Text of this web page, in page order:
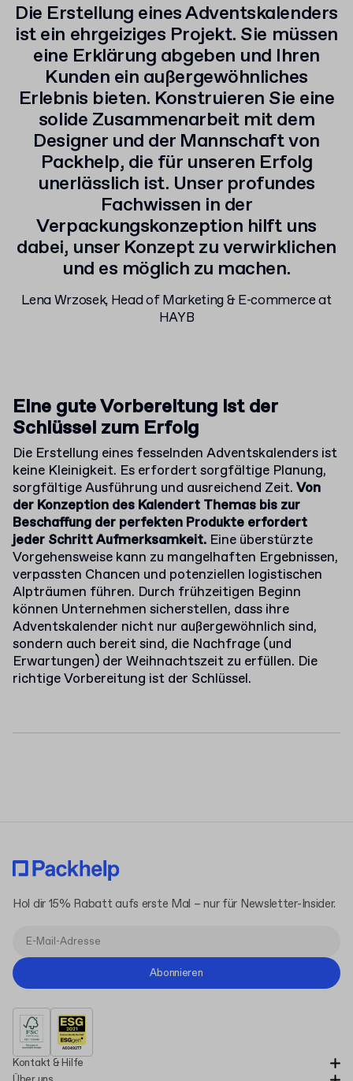
Die Erstellung eines Adventskalenders
ist ein ehrgeiziges Projekt. Sie müssen
eine Erklärung abgeben und Ihren
Kunden ein außergewöhnliches
Erlebnis bieten. Konstruieren Sie eine
solide Zusammenarbeit mit dem
Designer und der Mannschaft von
Packhelp, die für unseren Erfolg
unerlässlich ist. Unser profundes
Fachwissen in der
Verpackungskonzeption hilft uns
dabei, unser Konzept zu verwirklichen
und es möglich zu machen.
Lena Wrzosek, Head of Marketing & E-commerce at
HAYB
Eine gute Vorbereitung ist der
Schlüssel zum Erfolg
Die Erstellung eines fesselnden Adventskalenders ist
keine Kleinigkeit. Es erfordert sorgfältige Planung,
sorgfältige Ausführung und ausreichend Zeit. Von
der Konzeption des Kalendert Themas bis zur
Beschaffung der perfekten Produkte erfordert
jeder Schritt Aufmerksamkeit. Eine überstürzte
Vorgehensweise kann zu mangelhaften Ergebnissen,
verpassten Chancen und potenziellen logistischen
Alpträumen führen. Durch frühzeitigen Beginn
können Unternehmen sicherstellen, dass ihre
Adventskalender nicht nur außergewöhnlich sind,
sondern auch bereit sind, die Nachfrage (und
Erwartungen) der Weihnachtszeit zu erfüllen. Die
richtige Vorbereitung ist der Schlüssel.
Kontakt & Hilfe
Hol dir 15% Rabatt aufs erste Mal – nur für Newsletter-Insider.
Abonnieren